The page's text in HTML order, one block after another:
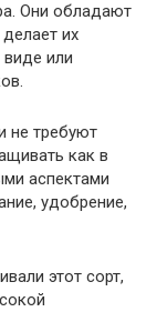
Они обладают
их
или
не требуют
как в
аспектами
удобрение,
этот сорт,